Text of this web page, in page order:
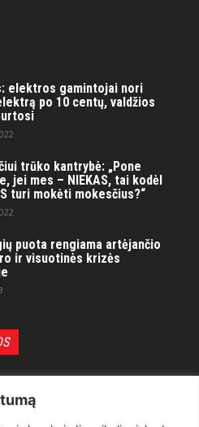
elektros gamintojai nori
po 10 centų, valdžios
trūko kantrybė: „Pone
jei mes – NIEKAS, tai kodėl
turi mokėti mokesčius?“
puota rengiama artėjančio
ir visuotinės krizės